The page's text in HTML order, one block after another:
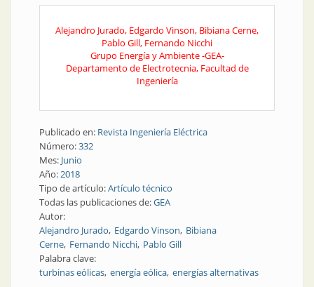
Alejandro Jurado, Edgardo Vinson, Bibiana Cerne,
Pablo Gill, Fernando Nicchi
Grupo Energía y Ambiente -GEA-
Departamento de Electrotecnia, Facultad de
Ingeniería
Publicado en: Revista Ingeniería Eléctrica
Número:332
Mes: Junio
Año:2018
Tipo de artículo:Artículo técnico
Todas las publicaciones de:GEA
Autor:
Alejandro Jurado Edgardo Vinson Bibiana
Cerne Fernando Nicchi Pablo Gill
Palabra clave:
turbinas eólicas energía eólica energías alternativas